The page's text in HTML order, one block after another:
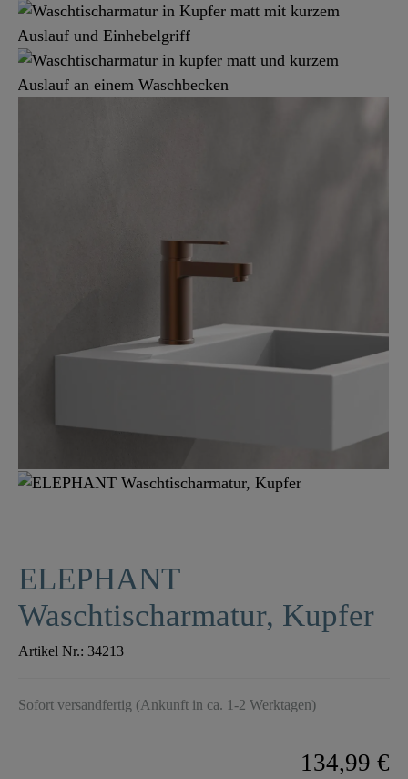
ELEPHANT
Waschtischarmatur, Kupfer
Artikel Nr.: 34213
Sofort versandfertig (Ankunft in ca. 1-2 Werktagen)
134,99 €